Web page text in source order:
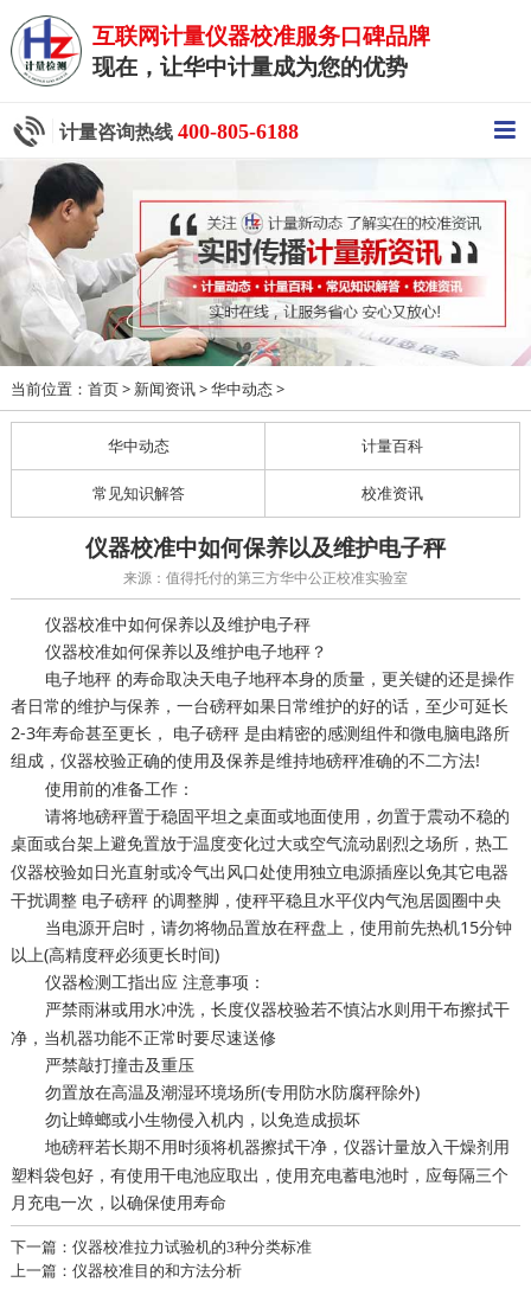
互联网计量仪器校准服务口碑品牌
现在，让华中计量成为您的优势
计量咨询热线 400-805-6188
当前位置： 首页> 新闻资讯> 华中动态>
华中动态 计量百科
常见知识解答 校准资讯
仪器校准中如何保养以及维护电子秤
来源：值得托付的第三方华中公正校准实验室
仪器校准中如何保养以及维护电子秤
仪器校准如何保养以及维护电子地秤？
电子地秤 的寿命取决天电子地秤本身的质量，更关键的还是操作
者日常的维护与保养，一台磅秤如果日常维护的好的话，至少可延长
2-3年寿命甚至更长， 电子磅秤 是由精密的感测组件和微电脑电路所
组成， 仪器校验正确的使用及保养是维持地磅秤准确的不二方法!
使用前的准备工作：
请将地磅秤置于稳固平坦之桌面或地面使用，勿置于震动不稳的
桌面或台架上避免置放于温度变化过大或空气流动剧烈之场所， 热工
仪器校验如日光直射或冷气出风口处使用独立电源插座以免其它电器
干扰调整 电子磅秤 的调整脚，使秤平稳且水平仪内气泡居圆圈中央
当电源开启时，请勿将物品置放在秤盘上，使用前先热机15分钟
以上(高精度秤必须更长时间)
仪器检测工指出应 注意事项：
严禁雨淋或用水冲洗， 长度仪器校验若不慎沾水则用干布擦拭干
净，当机器功能不正常时要尽速送修
严禁敲打撞击及重压
勿置放在高温及潮湿环境场所(专用防水防腐秤除外)
勿让蟑螂或小生物侵入机内，以免造成损坏
地磅秤若长期不用时须将机器擦拭干净， 仪器计量放入干燥剂用
塑料袋包好，有使用干电池应取出，使用充电蓄电池时，应每隔三个
月充电一次，以确保使用寿命
下一篇：仪器校准拉力试验机的3种分类标准
上一篇：仪器校准目的和方法分析